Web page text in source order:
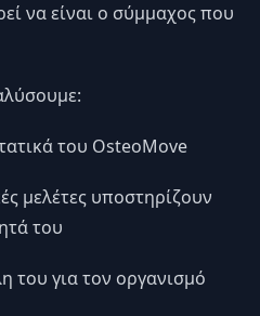
να είναι ο σύμμαχος που
του OsteoMove
μελέτες υποστηρίζουν
του
του για τον οργανισμό